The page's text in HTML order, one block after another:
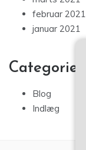
februar 2021
januar 2021
Categories
Blog
Indlæg